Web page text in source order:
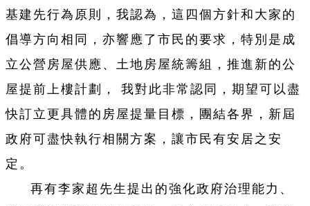
基建先行為原則，我認為，這四個方針和大家的
倡導方向相同，亦響應了市民的要求，特別是成
立公營房屋供應、土地房屋統籌組，推進新的公
屋提前上樓計劃， 我對此非常認同，期望可以盡
快訂立更具體的房屋提量目標，團結各界，新屆
政府可盡快執行相關方案，讓市民有安居之安
定。
再有李家超先生提出的強化政府治理能力、